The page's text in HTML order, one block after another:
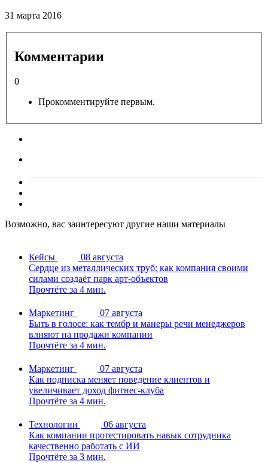
31 марта 2016
Комментарии
0
Прокомментируйте первым.
Возможно, вас заинтересуют другие наши материалы
Кейсы
08 августа
Сердце из металлических труб: как компания своими
силами создаёт парк арт-объектов
Прочтёте за 4 мин.
Маркетинг
07 августа
Быть в голосе: как тембр и манеры речи менеджеров
влияют на продажи компании
Прочтёте за 4 мин.
Маркетинг
07 августа
Как подписка меняет поведение клиентов и
увеличивает доход фитнес-клуба
Прочтёте за 4 мин.
Технологии
06 августа
Как компании протестировать навык сотрудника
качественно работать с ИИ
Прочтёте за 3 мин.